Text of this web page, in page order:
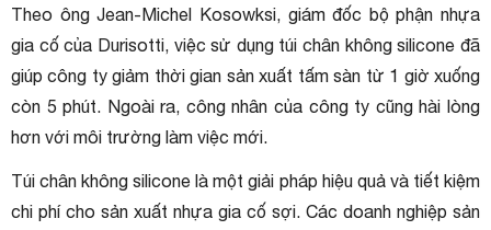
Theo ông Jean-Michel Kosowksi, giám đốc bộ phận nhựa
gia cố của Durisotti, việc sử dụng túi chân không silicone đã
giúp công ty giảm thời gian sản xuất tấm sàn từ 1 giờ xuống
còn 5 phút. Ngoài ra, công nhân của công ty cũng hài lòng
hơn với môi trường làm việc mới.
Túi chân không silicone là một giải pháp hiệu quả và tiết kiệm
chi phí cho sản xuất nhựa gia cố sợi. Các doanh nghiệp sản